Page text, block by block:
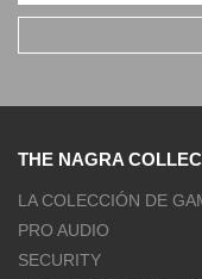
THE NAGRA
LA COLECCIÓN DE
PRO AUDIO
SECURITY